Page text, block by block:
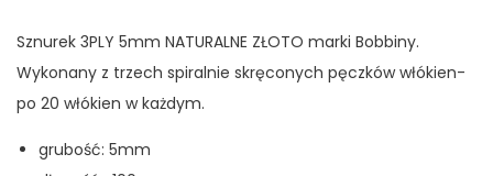
Sznurek 3PLY 5mm NATURALNE ZŁOTO marki Bobbiny.
Wykonany z trzech spiralnie skręconych pęczków włókien-
po 20 włókien w każdym.
grubość: 5mm